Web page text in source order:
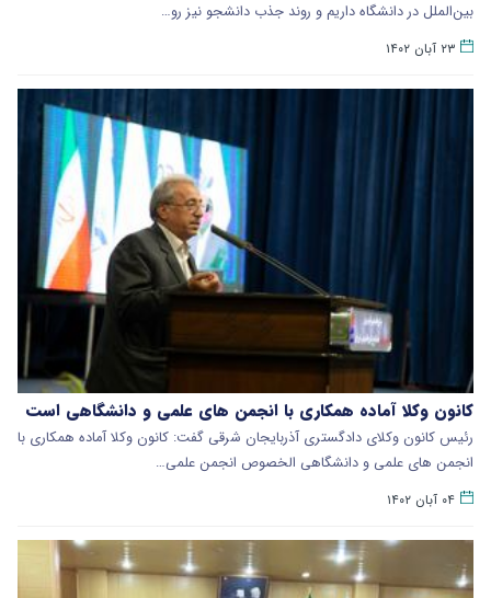
بین‌الملل در دانشگاه داریم و روند جذب دانشجو نیز رو…
۲۳ آبان ۱۴۰۲
کانون وکلا آماده همکاری با انجمن های علمی و دانشگاهی است
رئیس کانون وکلای دادگستری آذربایجان شرقی گفت: کانون وکلا آماده همکاری با
انجمن های علمی و دانشگاهی الخصوص انجمن علمی…
۰۴ آبان ۱۴۰۲